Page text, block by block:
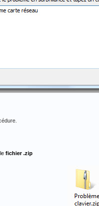
fichier .zip